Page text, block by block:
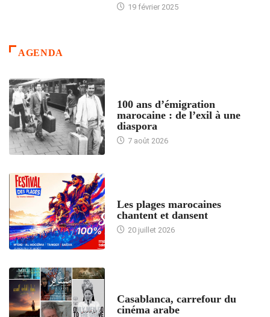
19 février 2025
AGENDA
100 ans d’émigration
marocaine : de l’exil à une
diaspora
7 août 2026
Les plages marocaines
chantent et dansent
20 juillet 2026
Casablanca, carrefour du
cinéma arabe